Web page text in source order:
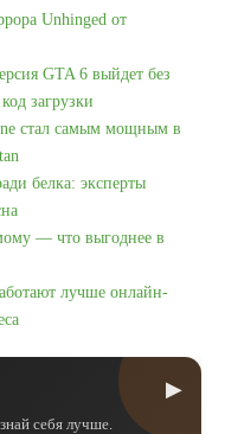
Unhinged от
GTA 6 выйдет без
загрузки
стал самым мощным в
белка: эксперты
— что выгоднее в
лучше онлайн-
▶
себя лучше.